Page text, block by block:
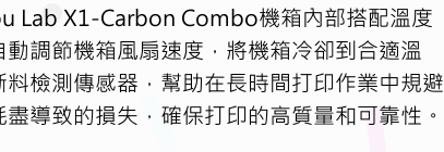
Lab X1-Carbon Combo機箱內部搭配溫度
動調節機箱風扇速度，將機箱冷卻到合適溫
料檢測傳感器，幫助在長時間打印作業中規避
盡導致的損失，確保打印的高質量和可靠性。